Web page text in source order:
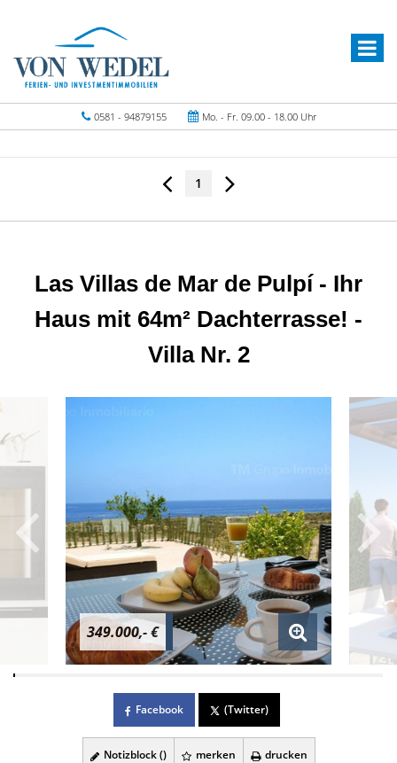
0581 - 94879155 Mo. - Fr. 09.00 - 18.00 Uhr
1
Las Villas de Mar de Pulpí - Ihr
Haus mit 64m² Dachterrasse! -
Villa Nr. 2
349.000,- €
Facebook (Twitter)
Notizblock () merken drucken